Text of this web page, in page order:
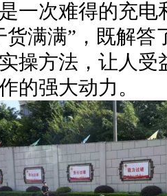
一次难得的充
货满满”，既解
操方法，让人
的强大动力。